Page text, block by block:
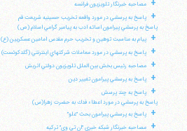
+ مصاحبه خبرنگار تلويزيون فرانسه
+
پاسخ به پرسشي در مورد واقعه تخريب حسينيه شريعت قم
پاسخ به پرسشي پيرامون اسائه ادب به پيامبر گرامي اسلام (ص)
+ پيام به مناسبت توهين و تخريب حرم مقدس امامين عسكريين (ع)
+ پاسخ به پرسشي در مورد معاملات شركتهاي اينترنتي (گلدكوئست)
+ مصاحبه رئيس بخش بين الملل تلويزيون دولتي اتريش
+ پاسخ به پرسشي پيرامون تغيير دين
+
پاسخ به چند پرسش
پاسخ به پرسشي در مورد اعطاء فدك به حضرت زهرا(س)
+ پاسخ به پرسشي پيرامون بحث "غلو"
+ مصاحبه خبرنگار شبكه خبري "ان تي وي" تركيه